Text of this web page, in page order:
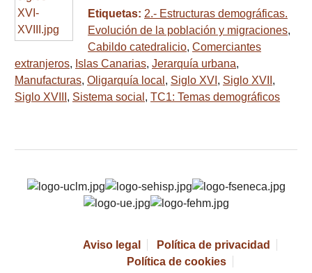
Etiquetas: 2.- Estructuras demográficas.
Evolución de la población y migraciones,
Cabildo catedralicio, Comerciantes
extranjeros, Islas Canarias, Jerarquía urbana,
Manufacturas, Oligarquía local , Siglo XVI , Siglo XVII ,
Siglo XVIII , Sistema social , TC1: Temas demográficos
Aviso legal
Política de privacidad
Política de cookies